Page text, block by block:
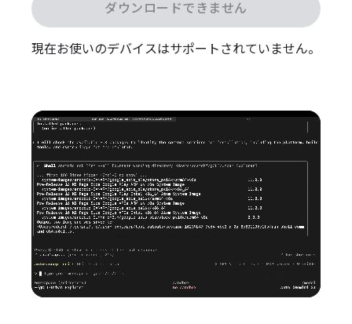
ダウンロードできません
現在お使いのデバイスはサポートされていません。